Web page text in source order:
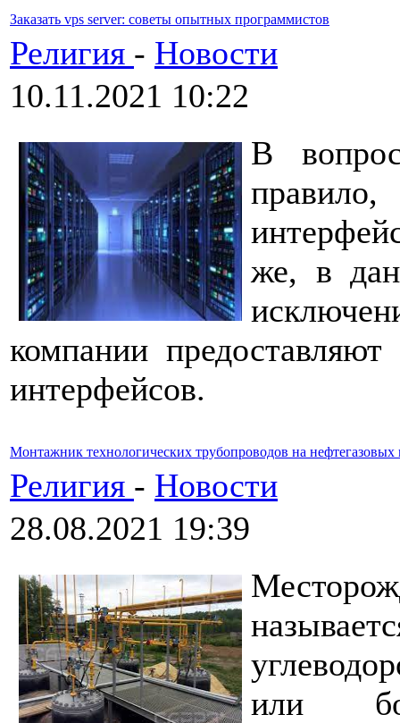
Заказать vps server: советы опытных программистов
Религия - Новости
10.11.2021 10:22
В
же, в
компании
интерфейсов.
Монтажник технологических трубопроводов на
Религия - Новости
28.08.2021 19:39
или